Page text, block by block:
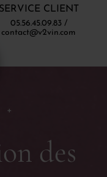
SERVICE CLIENT
05.56.45.09.83 /
contact@v2vin.com
+
des